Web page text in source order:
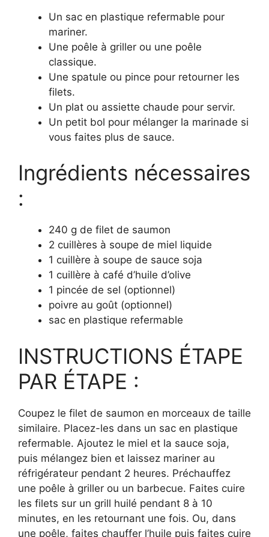
Un sac en plastique refermable pour
mariner.
Une poêle à griller ou une poêle
classique.
Une spatule ou pince pour retourner les
filets.
Un plat ou assiette chaude pour servir.
Un petit bol pour mélanger la marinade si
vous faites plus de sauce.
Ingrédients nécessaires
:
240 g de filet de saumon
2 cuillères à soupe de miel liquide
1 cuillère à soupe de sauce soja
1 cuillère à café d’huile d’olive
1 pincée de sel (optionnel)
poivre au goût (optionnel)
sac en plastique refermable
INSTRUCTIONS ÉTAPE
PAR ÉTAPE :
Coupez le filet de saumon en morceaux de taille
similaire. Placez-les dans un sac en plastique
refermable. Ajoutez le miel et la sauce soja,
puis mélangez bien et laissez mariner au
réfrigérateur pendant 2 heures. Préchauffez
une poêle à griller ou un barbecue. Faites cuire
les filets sur un grill huilé pendant 8 à 10
minutes, en les retournant une fois. Ou, dans
une poêle, faites chauffer l’huile puis faites cuire